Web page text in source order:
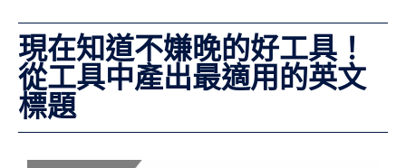
現在知道不嫌晚的好工具！
從工具中產出最適用的英文
標題